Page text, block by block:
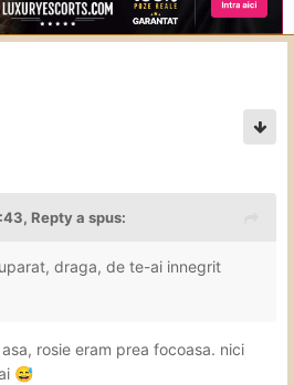
Reptya spus:
draga, de te-ai innegrit
rosie eram prea focoasa. nici
😅